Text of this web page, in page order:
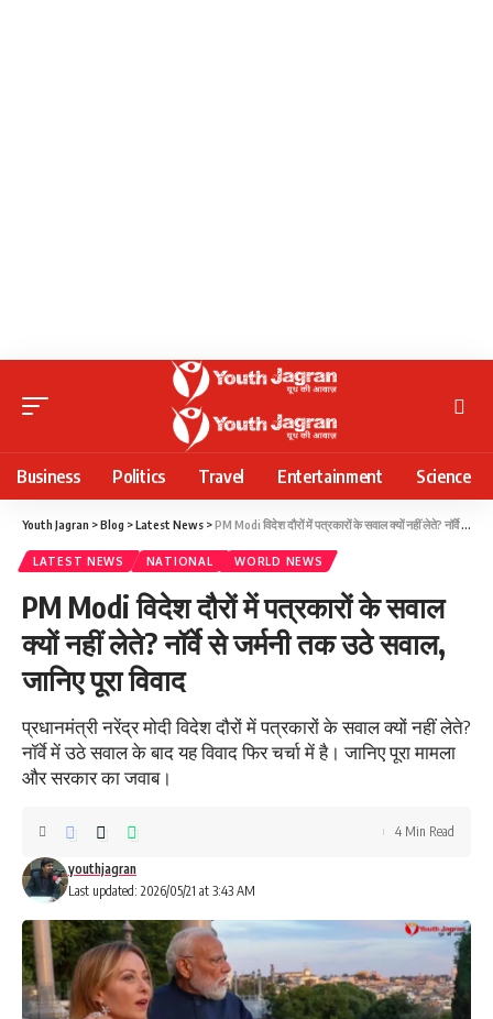
Business Politics Travel Entertainment Science
Youth Jagran >Blog >Latest News >PM Modi विदेश दौरों में पत्रकारों के सवाल क्यों नहीं लेते? नॉर्वे से जर्मनी तक उठे सवाल, जानिए पूरा विवाद
LATEST NEWS NATIONAL WORLD NEWS
PM Modi विदेश दौरों में पत्रकारों के सवाल
क्यों नहीं लेते? नॉर्वे से जर्मनी तक उठे सवाल,
जानिए पूरा विवाद
प्रधानमंत्री नरेंद्र मोदी विदेश दौरों में पत्रकारों के सवाल क्यों नहीं लेते?
नॉर्वे में उठे सवाल के बाद यह विवाद फिर चर्चा में है। जानिए पूरा मामला
और सरकार का जवाब।
Last updated: 2026/05/21 at 3:43 AM
youthjagran
4 Min Read